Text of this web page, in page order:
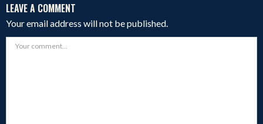
LEAVE A COMMENT
Your email address will not be published.